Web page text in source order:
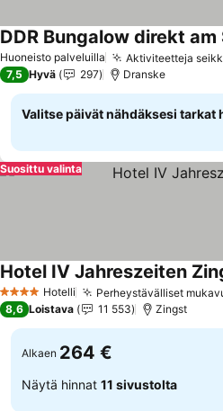
Huoneisto palveluilla Aktiviteetteja
DDR Bungalow direkt
7,5 Hyvä 297 Dranske
Valitse päivät nähdäksesi tarkat
Suosittu valinta
4 Tähtiluokitus
Hotelli Perheystävälliset
Hotel IV Jahreszeiten
8,6 Loistava 11 553 Zingst
Alkaen 264 €
Näytä hinnat 11 sivustolta